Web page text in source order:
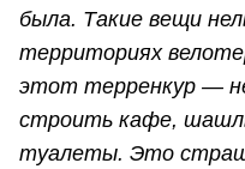
была. Такие вещи
территориях
этот терренкур —
строить кафе,
туалеты. Это